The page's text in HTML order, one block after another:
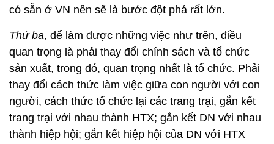
có sẵn ở VN nên sẽ là bước đột phá rất lớn.
Thứ ba, để làm được những việc như trên, điều
quan trọng là phải thay đổi chính sách và tổ chức
sản xuất, trong đó, quan trọng nhất là tổ chức. Phải
thay đổi cách thức làm việc giữa con người với con
người, cách thức tổ chức lại các trang trại, gắn kết
trang trại với nhau thành HTX; gắn kết DN với nhau
thành hiệp hội; gắn kết hiệp hội của DN với HTX